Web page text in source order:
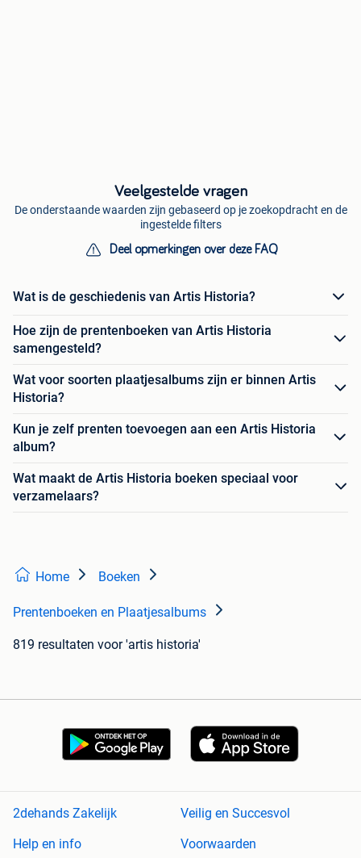
Veelgestelde vragen
De onderstaande waarden zijn gebaseerd op je zoekopdracht en de
ingestelde filters
Deel opmerkingen over deze FAQ
Wat is de geschiedenis van Artis Historia?
Hoe zijn de prentenboeken van Artis Historia
samengesteld?
Wat voor soorten plaatjesalbums zijn er binnen Artis
Historia?
Kun je zelf prenten toevoegen aan een Artis Historia
album?
Wat maakt de Artis Historia boeken speciaal voor
verzamelaars?
Home Boeken
Prentenboeken en Plaatjesalbums
819 resultaten voor 'artis historia'
2dehands Zakelijk
Veilig en Succesvol
Help en info
Voorwaarden